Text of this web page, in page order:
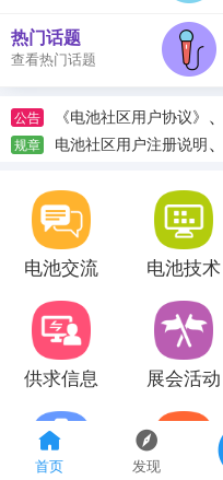
首页 发现
热门话题
查看热门话题
公告 《电池社区用户协议》 、
规章 电池社区用户注册说明、
电池交流 电池技术
供求信息 展会活动